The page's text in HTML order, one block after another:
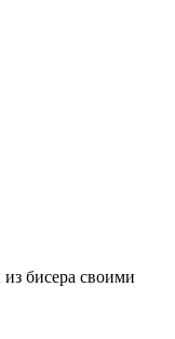
бисера своими